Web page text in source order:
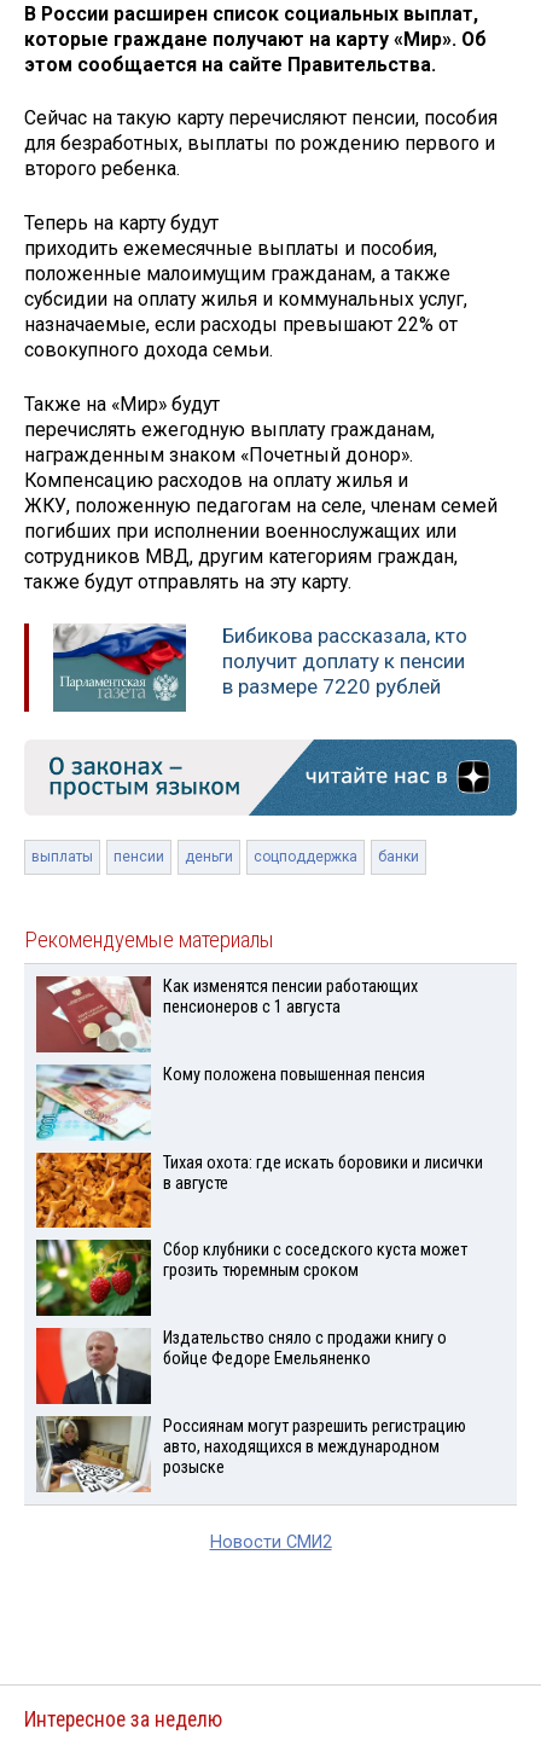
В России расширен список социальных выплат,
которые граждане получают на карту «Мир». Об
этом сообщается на сайте Правительства.
Сейчас на такую карту перечисляют пенсии, пособия
для безработных, выплаты по рождению первого и
второго ребенка.
Теперь на карту будут
приходить ежемесячные выплаты и пособия,
положенные малоимущим гражданам, а также
субсидии на оплату жилья и коммунальных услуг,
назначаемые, если расходы превышают 22% от
совокупного дохода семьи.
Также на «Мир» будут
перечислять ежегодную выплату гражданам,
награжденным знаком «Почетный донор».
Компенсацию расходов на оплату жилья и
ЖКУ, положенную педагогам на селе, членам семей
погибших при исполнении военнослужащих или
сотрудников МВД, другим категориям граждан,
также будут отправлять на эту карту.
Бибикова рассказала, кто
получит доплату к пенсии
в размере 7220 рублей
выплаты пенсии деньги соцподдержка банки
Рекомендуемые материалы
Как изменятся пенсии работающих
пенсионеров с 1 августа
Кому положена повышенная пенсия
Тихая охота: где искать боровики и лисички
в августе
Сбор клубники с соседского куста может
грозить тюремным сроком
Издательство сняло с продажи книгу о
бойце Федоре Емельяненко
Россиянам могут разрешить регистрацию
авто, находящихся в международном
розыске
Новости СМИ2
Интересное за неделю